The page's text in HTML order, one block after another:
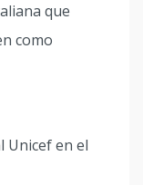
que
como
Unicef en el